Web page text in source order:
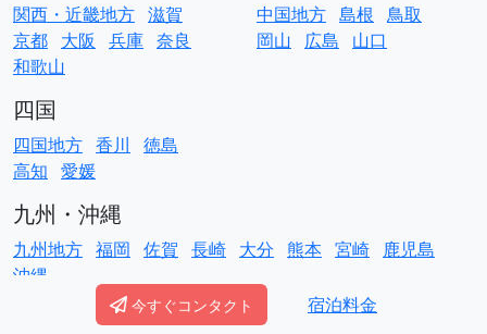
今すぐコンタクト 宿泊料金
関西・近畿地方 滋賀
京都 大阪 兵庫 奈良
和歌山
中国地方 島根 鳥取
岡山
広島 山口
四国
四国地方 香川
徳島
高知 愛媛
九州・沖縄
九州地方 福岡 佐賀 長崎 大分 熊本 宮崎
鹿児島
沖縄